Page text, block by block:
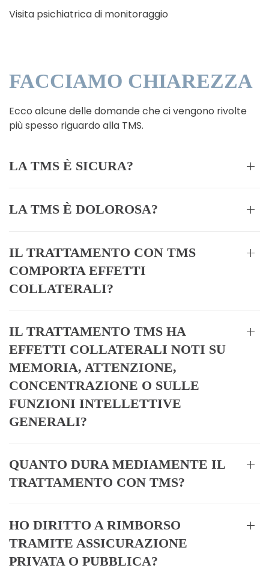
Visita psichiatrica di monitoraggio
FACCIAMO CHIAREZZA
Ecco alcune delle domande che ci vengono rivolte
più spesso riguardo alla TMS.
LA TMS È SICURA?
LA TMS È DOLOROSA?
IL TRATTAMENTO CON TMS
COMPORTA EFFETTI
COLLATERALI?
IL TRATTAMENTO TMS HA
EFFETTI COLLATERALI NOTI SU
MEMORIA, ATTENZIONE,
CONCENTRAZIONE O SULLE
FUNZIONI INTELLETTIVE
GENERALI?
QUANTO DURA MEDIAMENTE IL
TRATTAMENTO CON TMS?
HO DIRITTO A RIMBORSO
TRAMITE ASSICURAZIONE
PRIVATA O PUBBLICA?